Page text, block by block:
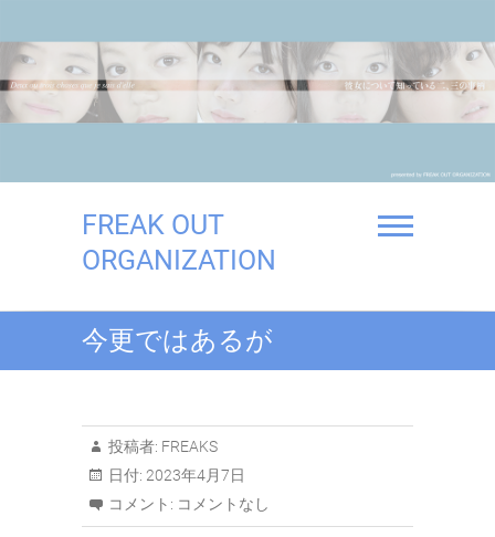
content
FREAK OUT
ORGANIZATION
今更ではあるが
投稿者: FREAKS
日付: 2023年4月7日
コメント: コメントなし